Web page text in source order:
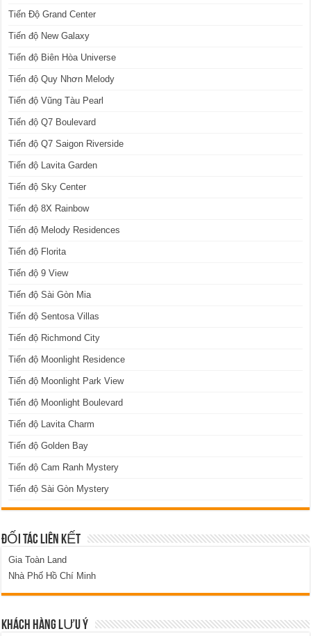
Tiến Độ Grand Center
Tiến độ New Galaxy
Tiến độ Biên Hòa Universe
Tiến độ Quy Nhơn Melody
Tiến độ Vũng Tàu Pearl
Tiến độ Q7 Boulevard
Tiến độ Q7 Saigon Riverside
Tiến độ Lavita Garden
Tiến độ Sky Center
Tiến độ 8X Rainbow
Tiến độ Melody Residences
Tiến độ Florita
Tiến độ 9 View
Tiến độ Sài Gòn Mia
Tiến độ Sentosa Villas
Tiến độ Richmond City
Tiến độ Moonlight Residence
Tiến độ Moonlight Park View
Tiến độ Moonlight Boulevard
Tiến độ Lavita Charm
Tiến độ Golden Bay
Tiến độ Cam Ranh Mystery
Tiến độ Sài Gòn Mystery
ĐỐI TÁC LIÊN KẾT
Gia Toàn Land
Nhà Phố Hồ Chí Minh
KHÁCH HÀNG LƯU Ý